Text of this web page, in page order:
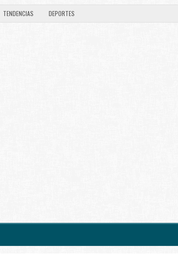
TENDENCIAS DEPORTES